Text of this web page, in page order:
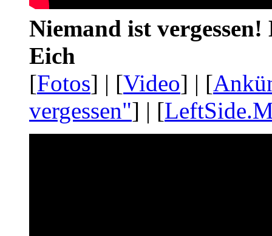
Niemand ist
Eich
[Fotos] | [Video] | [
vergessen"] | [